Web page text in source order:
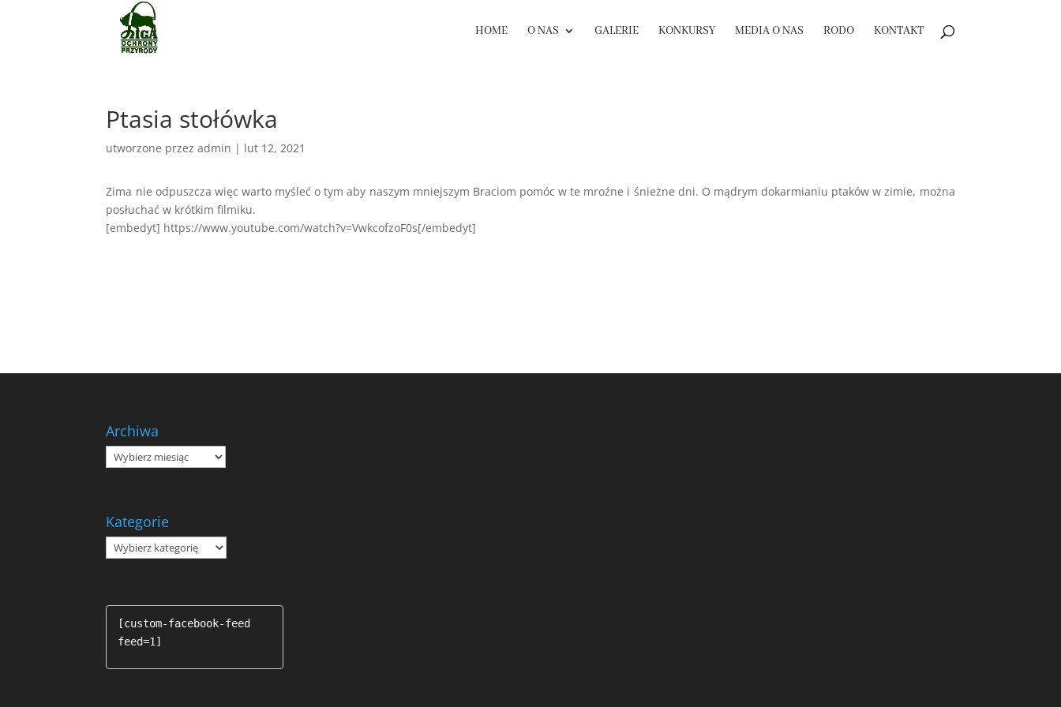
HOME O NAS GALERIE KONKURSY MEDIA O NAS RODO KONTAKT
Ptasia stołówka
utworzone przezadmin | lut 12, 2021
Zima nie odpuszcza więc warto myśleć o tym aby naszym mniejszym Braciom pomóc w te mroźne i śnieżne dni. O mądrym dokarmianiu ptaków w zimie, można
posłuchać w krótkim filmiku.
[embedyt] https://www.youtube.com/watch?v=VwkcofzoF0s[/embedyt]
Archiwa
Archiwa
Kategorie
Kategorie
[custom-facebook-feed
feed=1]